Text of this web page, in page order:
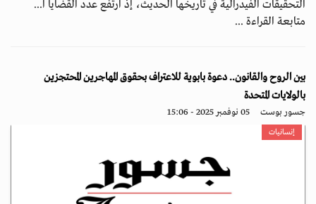
التحقيقات الفيدرالية في تاريخها الحديث، إذ ارتفع عدد القضايا ا...
متابعة القراءة ...
بين الروح والقانون.. دعوة بابوية للاعتراف بحقوق المهاجرين المحتجزين
بالولايات المتحدة
جسور بوست 05 نوفمبر 2025 - 15:06
إنسانيات